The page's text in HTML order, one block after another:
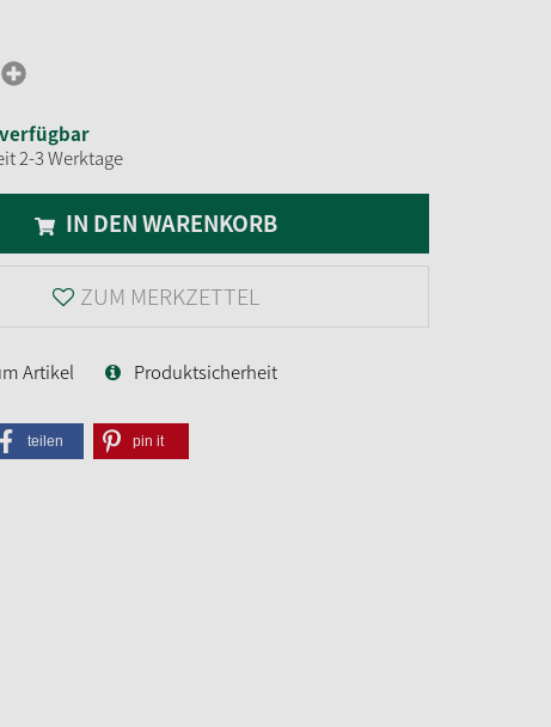
2-3 Werktage
IN DEN WARENKORB
ZUM MERKZETTEL
Artikel Produktsicherheit
teilen pin it